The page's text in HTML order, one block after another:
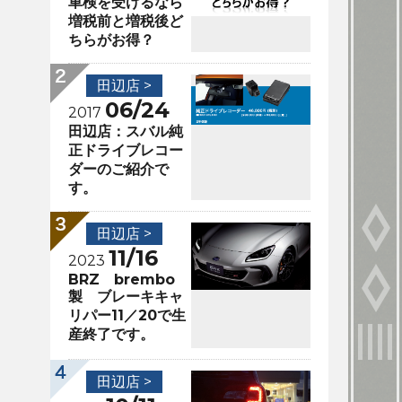
増税前と増税後ど
ちらがお得？
田辺店 >
2017 06/24
田辺店：スバル純
正ドライブレコー
ダーのご紹介で
す。
田辺店 >
2023 11/16
BRZ brembo
製 ブレーキキャ
リパー11／20で生
産終了です。
田辺店 >